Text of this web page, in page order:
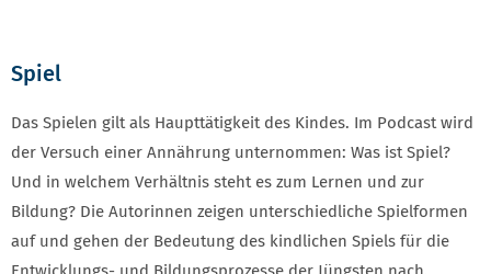
Spiel
Das Spielen gilt als Haupttätigkeit des Kindes. Im Podcast wird
der Versuch einer Annährung unternommen: Was ist Spiel?
Und in welchem Verhältnis steht es zum Lernen und zur
Bildung? Die Autorinnen zeigen unterschiedliche Spielformen
auf und gehen der Bedeutung des kindlichen Spiels für die